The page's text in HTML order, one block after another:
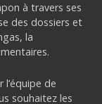
à travers ses
des dossiers et
la
de
souhaitez les